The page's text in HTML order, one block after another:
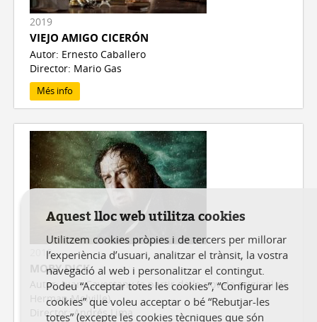
2019
VIEJO AMIGO CICERÓN
Autor: Ernesto Caballero
Director: Mario Gas
Més info
2018
MOBY DICK
Autor: Juan Cavestany (a partir de la novela original de
Herman Melville)
Director: Andrés Lima
Aquest lloc web utilitza cookies
Utilitzem cookies pròpies i de tercers per millorar
l’experiència d’usuari, analitzar el trànsit, la vostra
navegació al web i personalitzar el contingut.
Podeu “Acceptar totes les cookies”, “Configurar les
cookies” que voleu acceptar o bé “Rebutjar-les
totes” (excepte les cookies tècniques que són